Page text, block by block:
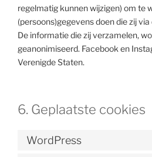
regelmatig kunnen wijzigen) om te
(persoons)gegevens doen die zij
De informatie die zij verzamelen,
geanonimiseerd. Facebook en
Verenigde Staten.
6. Geplaatste cookies
WordPress